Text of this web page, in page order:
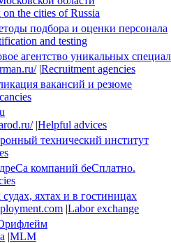
the cities of Russia
подбора и оценки персонала
and testing
агентство уникальных
|Recruitment agencies
вакансий и резюме
|Helpful advices
технический институт
компаний беСплатно.
яхтах и в гостиницах
|Labor exchange
|MLM